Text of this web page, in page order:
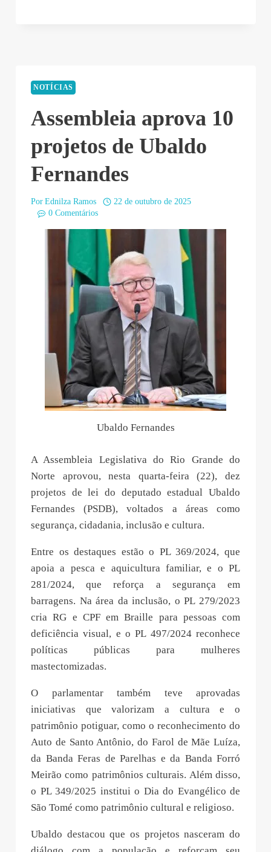
NOTÍCIAS
Assembleia aprova 10
projetos de Ubaldo
Fernandes
Por Ednilza Ramos
22 de outubro de 2025
0 Comentários
Ubaldo Fernandes
A Assembleia Legislativa do Rio Grande do
Norte aprovou, nesta quarta-feira (22), dez
projetos de lei do deputado estadual Ubaldo
Fernandes (PSDB), voltados a áreas como
segurança, cidadania, inclusão e cultura.
Entre os destaques estão o PL 369/2024, que
apoia a pesca e aquicultura familiar, e o PL
281/2024, que reforça a segurança em
barragens. Na área da inclusão, o PL 279/2023
cria RG e CPF em Braille para pessoas com
deficiência visual, e o PL 497/2024 reconhece
políticas públicas para mulheres
mastectomizadas.
O parlamentar também teve aprovadas
iniciativas que valorizam a cultura e o
patrimônio potiguar, como o reconhecimento do
Auto de Santo Antônio, do Farol de Mãe Luíza,
da Banda Feras de Parelhas e da Banda Forró
Meirão como patrimônios culturais. Além disso,
o PL 349/2025 institui o Dia do Evangélico de
São Tomé como patrimônio cultural e religioso.
Ubaldo destacou que os projetos nasceram do